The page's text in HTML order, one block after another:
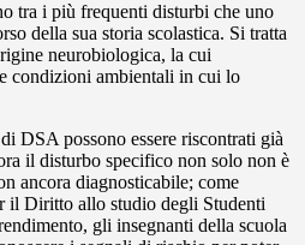
tra i più frequenti disturbi che uno
della sua storia scolastica. Si tratta
neurobiologica, la cui
condizioni ambientali in cui lo
DSA possono essere riscontrati già
il disturbo specifico non solo non è
ancora diagnosticabile; come
il Diritto allo studio degli Studenti
gli insegnanti della scuola